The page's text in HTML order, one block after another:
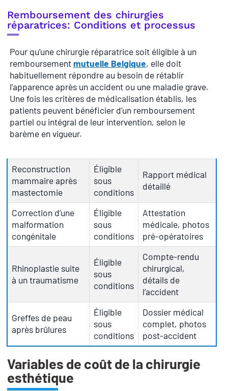
Remboursement des chirurgies
réparatrices: Conditions et processus
Pour qu’une chirurgie réparatrice soit éligible à un
remboursement mutuelle Belgique, elle doit
habituellement répondre au besoin de rétablir
l’apparence après un accident ou une maladie grave.
Une fois les critères de médicalisation établis, les
patients peuvent bénéficier d’un remboursement
partiel ou intégral de leur intervention, selon le
barème en vigueur.
Reconstruction
mammaire après
mastectomie
Éligible
sous
conditions
Rapport médical
détaillé
Correction d’une
malformation
congénitale
Éligible
sous
conditions
Attestation
médicale, photos
pré-opératoires
Rhinoplastie suite
à un traumatisme
Éligible
sous
conditions
Compte-rendu
chirurgical,
détails de
l’accident
Greffes de peau
après brûlures
Éligible
sous
conditions
Dossier médical
complet, photos
post-accident
Variables de coût de la chirurgie
esthétique